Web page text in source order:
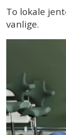
To lokale
vanlige.